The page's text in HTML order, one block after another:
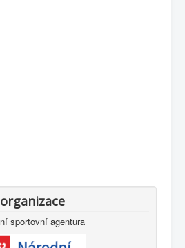
sportovní agentura